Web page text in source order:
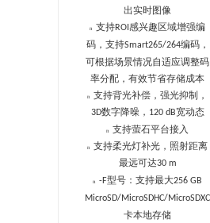
出实时图像
n 支持ROI 感兴趣区域增强编
码，支持Smart265/264编码，
可根据场景情况自适应调整码
率分配，有效节省存储成本
n 支持背光补偿，强光抑制，
3D数字降噪， 120 dB宽动态
n 支持萤石平台接入
n
支持柔光灯补光，照射距离
最远可达30 m
n -F型号：支持最大256 GB
MicroSD/MicroSDHC/MicroSDXC
卡本地存储